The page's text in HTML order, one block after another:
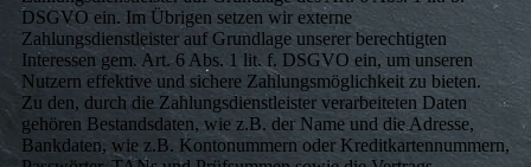
DSGVO ein. Im Übrigen setzen wir externe
Zahlungsdienstleister auf Grundlage unserer berechtigten
Interessen gem. Art. 6 Abs. 1 lit. f. DSGVO ein, um unseren
Nutzern effektive und sichere Zahlungsmöglichkeit zu bieten.
Zu den, durch die Zahlungsdienstleister verarbeiteten Daten
gehören Bestandsdaten, wie z.B. der Name und die Adresse,
Bankdaten, wie z.B. Kontonummern oder Kreditkartennummern,